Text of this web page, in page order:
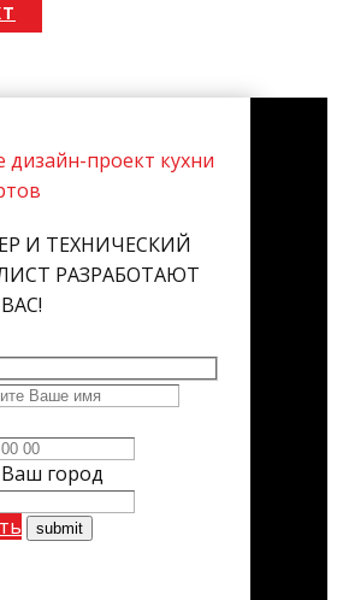
дизайн-проект кухни
И ТЕХНИЧЕСКИЙ
РАЗРАБОТАЮТ
город